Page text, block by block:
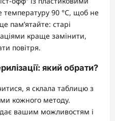
90 °C, щоб не
пам’ятайте: старі
краще замінити,
повітря.
який обрати?
я склала таблицю з
кожного методу.
вашим можливостям і